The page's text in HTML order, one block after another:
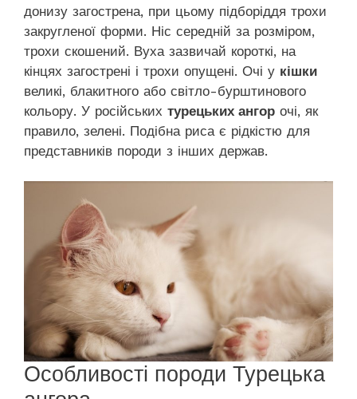
донизу загострена, при цьому підборіддя трохи
закругленої форми. Ніс середній за розміром,
трохи скошений. Вуха зазвичай короткі, на
кінцях загострені і трохи опущені. Очі у кішки
великі, блакитного або світло-бурштинового
кольору. У російських турецьких ангор очі, як
правило, зелені. Подібна риса є рідкістю для
представників породи з інших держав.
Особливості породи Турецька